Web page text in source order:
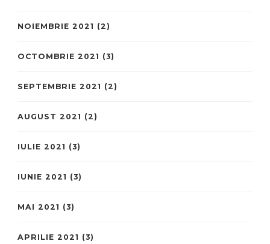
NOIEMBRIE 2021 (2)
OCTOMBRIE 2021 (3)
SEPTEMBRIE 2021 (2)
AUGUST 2021 (2)
IULIE 2021 (3)
IUNIE 2021 (3)
MAI 2021 (3)
APRILIE 2021 (3)